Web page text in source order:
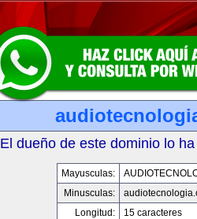
El dueño de este dominio lo
Mayusculas:
Minusculas:
Longitud:
15 caracteres